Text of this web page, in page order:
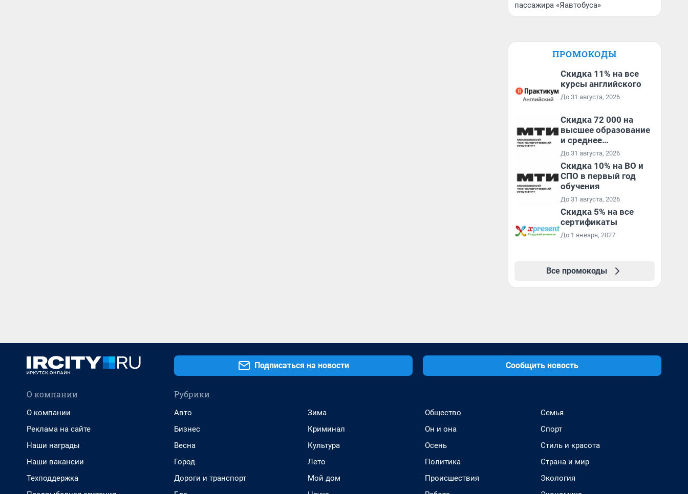
пассажира «Яавтобуса»
ПРОМОКОДЫ
Скидка 11% на все
курсы английского
До 31 августа, 2026
Скидка 72 000 на
высшее образование
и среднее
специальное
образование в
первый год обучения
До 31 августа, 2026
Скидка 10% на ВО и
СПО в первый год
обучения
До 31 августа, 2026
Скидка 5% на все
сертификаты
До 1 января, 2027
Все промокоды
Подписаться на новости Сообщить новость
О компании
О компании
Реклама на сайте
Наши награды
Наши вакансии
Техподдержка
Рубрики
Авто
Бизнес
Весна
Город
Дороги и транспорт
Зима
Криминал
Культура
Лето
Мой дом
Общество
Он и она
Осень
Политика
Происшествия
Семья
Спорт
Стиль и красота
Страна и мир
Экология